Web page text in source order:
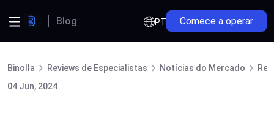
Blog PT Comece a operar
Binolla Reviews de Especialistas Notícias do Mercado
04 Jun, 2024